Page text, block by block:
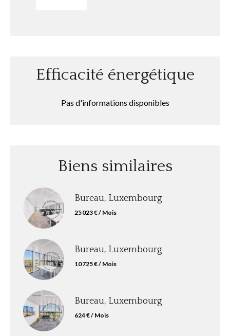
Efficacité énergétique
Pas d'informations disponibles
Biens similaires
Bureau, Luxembourg
25 023 € / Mois
Bureau, Luxembourg
10 725 € / Mois
Bureau, Luxembourg
624 € / Mois